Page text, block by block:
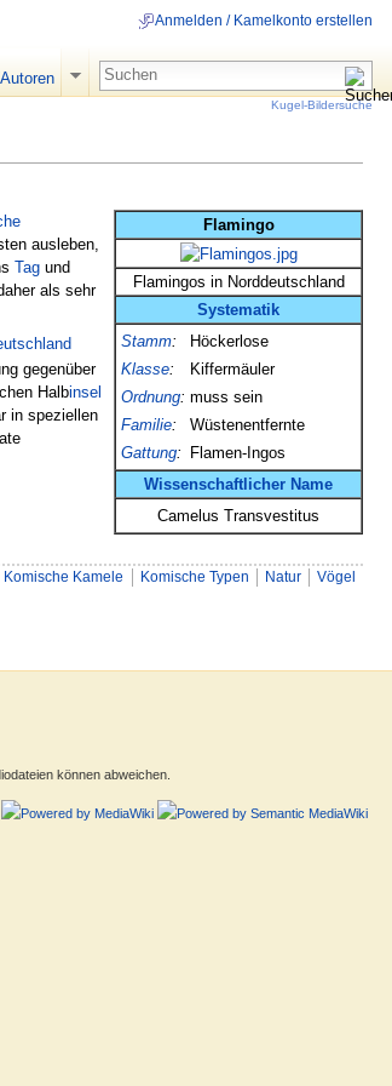
Flamingo
Flamingos in Norddeutschland
Systematik
Stamm:
Höckerlose
Klasse:
Kiffermäuler
Ordnung: muss sein
Familie:
Wüstenentfernte
Gattung: Flamen-Ingos
Wissenschaftlicher Name
Camelus Transvestitus
ausleben,
Tag und
als sehr
gegenüber
Halbinsel
in speziellen
Komische Kamele Komische Typen Natur Vögel
Anmelden / Kamelkonto erstellen
Kugel-Bildersuche
können abweichen.